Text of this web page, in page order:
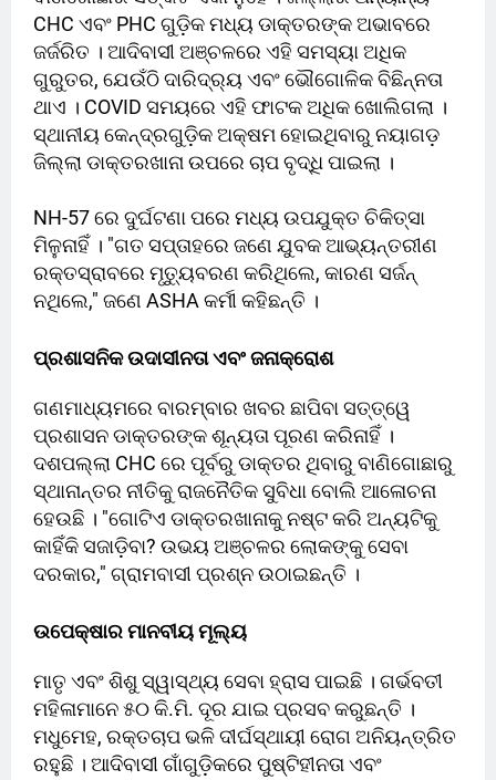
CHC ଏବଂ PHC ଗୁଡ଼ିକ ମଧ୍ୟ ଡାକ୍ତରଙ୍କ ଅଭାବରେ
ଜର୍ଜରିତ । ଆଦିବାସୀ ଅଞ୍ଚଳରେ ଏହି ସମସ୍ୟା ଅଧିକ
ଗୁରୁତର, ଯେଉଁଠି ଦାରିଦ୍ର୍ୟ ଏବଂ ଭୌଗୋଳିକ ବିଛିନ୍ନତା
ଥାଏ । COVID ସମୟରେ ଏହି ଫାଟକ ଅଧିକ ଖୋଲିଗଲା ।
ସ୍ଥାନୀୟ କେନ୍ଦ୍ରଗୁଡ଼ିକ ଅକ୍ଷମ ହୋଇଥିବାରୁ ନୟାଗଡ଼
ଜିଲ୍ଲା ଡାକ୍ତରଖାନା ଉପରେ ଚାପ ବୃଦ୍ଧି ପାଇଲା ।
NH-57 ରେ ଦୁର୍ଘଟଣା ପରେ ମଧ୍ୟ ଉପଯୁକ୍ତ ଚିକିତ୍ସା
ମିଳୁନାହିଁ । "ଗତ ସପ୍ତାହରେ ଜଣେ ଯୁବକ ଆଭ୍ୟନ୍ତରୀଣ
ରକ୍ତସ୍ରାବରେ ମୃତ୍ୟୁବରଣ କରିଥିଲେ, କାରଣ ସର୍ଜନ୍
ନଥିଲେ," ଜଣେ ASHA କର୍ମୀ କହିଛନ୍ତି ।
ପ୍ରଶାସନିକ ଉଦାସୀନତା ଏବଂ ଜନାକ୍ରୋଶ
ଗଣମାଧ୍ୟମରେ ବାରମ୍ବାର ଖବର ଛାପିବା ସତ୍ତ୍ୱେ
ପ୍ରଶାସନ ଡାକ୍ତରଙ୍କ ଶୂନ୍ୟତା ପୂରଣ କରିନାହିଁ ।
ଦଶପଲ୍ଲା CHC ରେ ପୂର୍ବରୁ ଡାକ୍ତର ଥିବାରୁ ବାଣିଗୋଛାରୁ
ସ୍ଥାନାନ୍ତର ନୀତିକୁ ରାଜନୈତିକ ସୁବିଧା ବୋଲି ଆଳୋଚନା
ହେଉଛି । "ଗୋଟିଏ ଡାକ୍ତରଖାନାକୁ ନଷ୍ଟ କରି ଅନ୍ୟଟିକୁ
କାହିଁକି ସଜାଡ଼ିବା? ଉଭୟ ଅଞ୍ଚଳର ଲୋକଙ୍କୁ ସେବା
ଦରକାର," ଗ୍ରାମବାସୀ ପ୍ରଶ୍ନ ଉଠାଇଛନ୍ତି ।
ଉପେକ୍ଷାର ମାନବୀୟ ମୂଲ୍ୟ
ମାତୃ ଏବଂ ଶିଶୁ ସ୍ୱାସ୍ଥ୍ୟ ସେବା ହ୍ରାସ ପାଇଛି । ଗର୍ଭବତୀ
ମହିଳାମାନେ ୫୦ କି.ମି. ଦୂର ଯାଇ ପ୍ରସବ କରୁଛନ୍ତି ।
ମଧୁମେହ, ରକ୍ତଚାପ ଭଳି ଦୀର୍ଘସ୍ଥାୟୀ ରୋଗ ଅନିୟନ୍ତ୍ରିତ
ରହୁଛି । ଆଦିବାସୀ ଗାଁଗୁଡ଼ିକରେ ପୁଷ୍ଟିହୀନତା ଏବଂ